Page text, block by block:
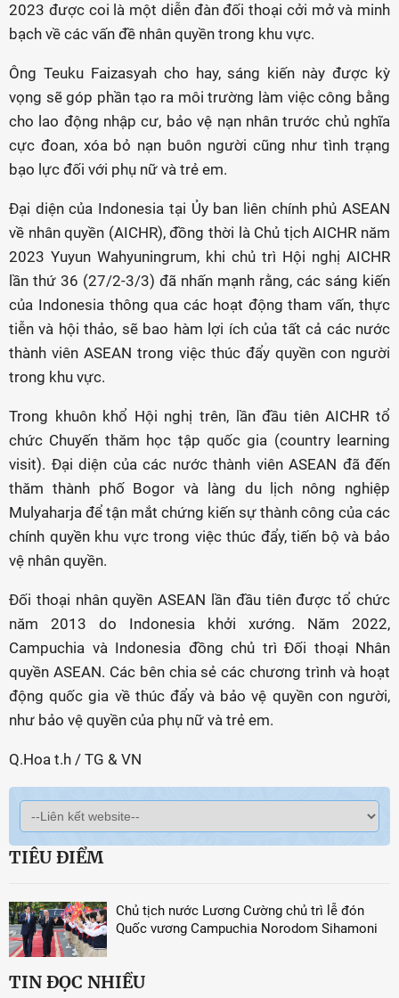
2023 được coi là một diễn đàn đối thoại cởi mở và minh
bạch về các vấn đề nhân quyền trong khu vực.
Ông Teuku Faizasyah cho hay, sáng kiến này được kỳ
vọng sẽ góp phần tạo ra môi trường làm việc công bằng
cho lao động nhập cư, bảo vệ nạn nhân trước chủ nghĩa
cực đoan, xóa bỏ nạn buôn người cũng như tình trạng
bạo lực đối với phụ nữ và trẻ em.
Đại diện của Indonesia tại Ủy ban liên chính phủ ASEAN
về nhân quyền (AICHR), đồng thời là Chủ tịch AICHR năm
2023 Yuyun Wahyuningrum, khi chủ trì Hội nghị AICHR
lần thứ 36 (27/2-3/3) đã nhấn mạnh rằng, các sáng kiến
của Indonesia thông qua các hoạt động tham vấn, thực
tiễn và hội thảo, sẽ bao hàm lợi ích của tất cả các nước
thành viên ASEAN trong việc thúc đẩy quyền con người
trong khu vực.
Trong khuôn khổ Hội nghị trên, lần đầu tiên AICHR tổ
chức Chuyến thăm học tập quốc gia (country learning
visit). Đại diện của các nước thành viên ASEAN đã đến
thăm thành phố Bogor và làng du lịch nông nghiệp
Mulyaharja để tận mắt chứng kiến sự thành công của các
chính quyền khu vực trong việc thúc đẩy, tiến bộ và bảo
vệ nhân quyền.
Đối thoại nhân quyền ASEAN lần đầu tiên được tổ chức
năm 2013 do Indonesia khởi xướng. Năm 2022,
Campuchia và Indonesia đồng chủ trì Đối thoại Nhân
quyền ASEAN. Các bên chia sẻ các chương trình và hoạt
động quốc gia về thúc đẩy và bảo vệ quyền con người,
như bảo vệ quyền của phụ nữ và trẻ em.
Q.Hoa t.h / TG & VN
TIÊU ĐIỂM
Chủ tịch nước Lương Cường chủ trì lễ đón
Quốc vương Campuchia Norodom Sihamoni
TIN ĐỌC NHIỀU